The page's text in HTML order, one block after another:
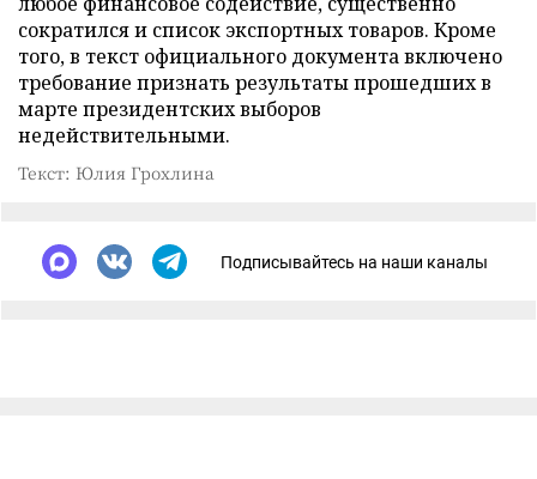
сократился и список экспортных товаров. Кроме
того, в текст официального документа включено
требование признать результаты прошедших в
марте президентских выборов
недействительными.
Текст: Юлия Грохлина
Подписывайтесь на наши каналы